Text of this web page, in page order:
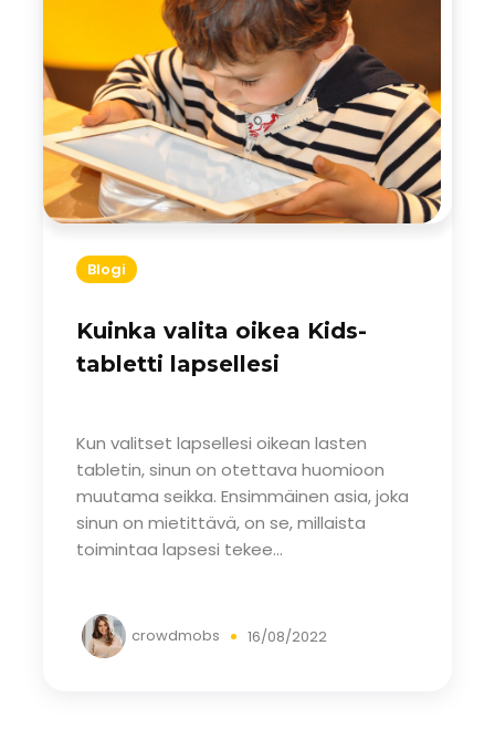
Blogi
Kuinka valita oikea Kids-
tabletti lapsellesi
Kun valitset lapsellesi oikean lasten
tabletin, sinun on otettava huomioon
muutama seikka. Ensimmäinen asia, joka
sinun on mietittävä, on se, millaista
toimintaa lapsesi tekee...
crowdmobs 16/08/2022